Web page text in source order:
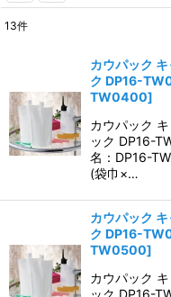
並び順:
13件
カウパック
ク DP16-
TW0400]
カウパック
ック DP16-
名：DP16-
(袋巾×…
カウパック
ク DP16-
TW0500]
カウパック
ック DP16-